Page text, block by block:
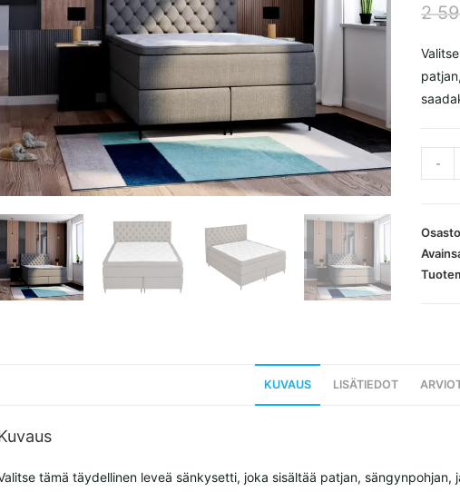
2
sänky,
72
määrä
-
KUVAUS LISÄTIEDOT
tämä täydellinen leveä sänkysetti, joka sisältää patjan, sängynpohjan,